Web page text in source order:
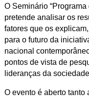
O Seminário
pretende analisar os
fatores que os
para o futuro da
nacional
pontos de vista de
lideranças da
O evento é aberto tanto